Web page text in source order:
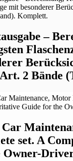
–
2 Bände
set. A